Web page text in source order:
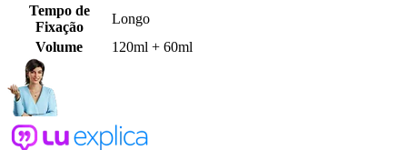
Tempo de
Fixação
Longo
Volume
120ml + 60ml